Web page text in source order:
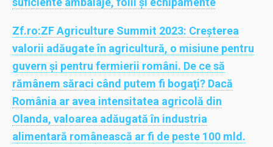
Zf.ro:ZF Agriculture Summit 2023: Creşterea
valorii adăugate în agricultură, o misiune pentru
guvern şi pentru fermierii români. De ce să
rămânem săraci când putem fi bogaţi? Dacă
România ar avea intensitatea agricolă din
Olanda, valoarea adăugată în industria
alimentară românească ar fi de peste 100 mld.